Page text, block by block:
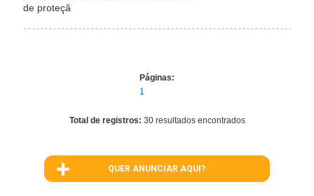
de proteçã
Páginas:
1
Total de registros: 30 resultados encontrados
QUER ANUNCIAR AQUI?